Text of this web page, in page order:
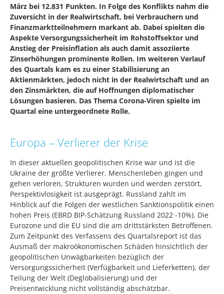
März bei 12.831 Punkten. In Folge des Konflikts nahm die
Zuversicht in der Realwirtschaft, bei Verbrauchern und
Finanzmarktteilnehmern markant ab. Dabei spielten die
Aspekte Versorgungssicherheit im Rohstoffsektor und
Anstieg der Preisinflation als auch damit assoziierte
Zinserhöhungen prominente Rollen. Im weiteren Verlauf
des Quartals kam es zu einer Stabilisierung an
Aktienmärkten, jedoch nicht in der Realwirtschaft und an
den Zinsmärkten, die auf Hoffnungen diplomatischer
Lösungen basieren. Das Thema Corona-Viren spielte im
Quartal eine untergeordnete Rolle.
Europa – Verlierer der Krise
In dieser aktuellen geopolitischen Krise war und ist die
Ukraine der größte Verlierer. Menschenleben gingen und
gehen verloren, Strukturen wurden und werden zerstört,
Perspektivlosigkeit ist ausgeprägt. Russland zahlt im
Hinblick auf die Folgen der westlichen Sanktionspolitik einen
hohen Preis (EBRD BIP-Schätzung Russland 2022 -10%). Die
Eurozone und die EU sind die am drittstärksten Betroffenen.
Zum Zeitpunkt des Verfassens des Quartalsreport ist das
Ausmaß der makroökonomischen Schäden hinsichtlich der
geopolitischen Unwägbarkeiten bezüglich der
Versorgungssicherheit (Verfügbarkeit und Lieferketten), der
Teilung der Welt (Deglobalisierung) und der
Preisentwicklung nicht vollständig abschätzbar.